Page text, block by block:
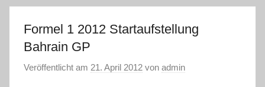
Formel 1 2012 Startaufstellung
Bahrain GP
Veröffentlicht am 21. April 2012 von admin